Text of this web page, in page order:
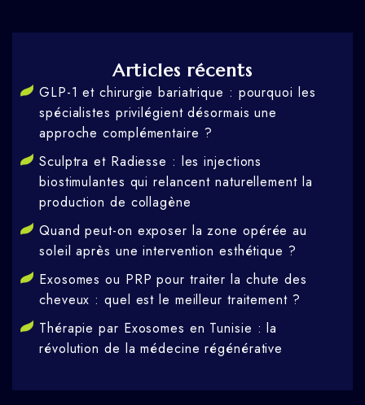
Articles récents
GLP-1 et chirurgie bariatrique : pourquoi les
spécialistes privilégient désormais une
approche complémentaire ?
Sculptra et Radiesse : les injections
biostimulantes qui relancent naturellement la
production de collagène
Quand peut-on exposer la zone opérée au
soleil après une intervention esthétique ?
Exosomes ou PRP pour traiter la chute des
cheveux : quel est le meilleur traitement ?
Thérapie par Exosomes en Tunisie : la
révolution de la médecine régénérative